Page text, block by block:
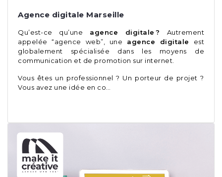
Agence digitale Marseille
Qu’est-ce qu’une agence digitale ?
Autrement
appelée “agence web”, une agence digitale
est
globalement spécialisée dans les moyens de
communication et de promotion sur internet.
Vous êtes un professionnel ? Un porteur de projet ?
Vous avez une idée en co…